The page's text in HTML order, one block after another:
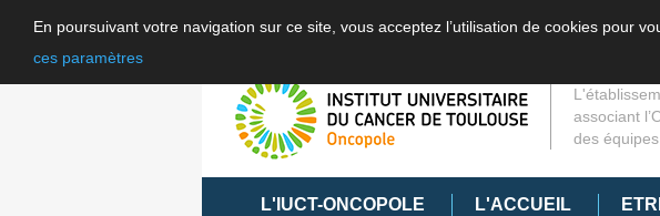
En poursuivant votre navigation sur ce site, vous acceptez l’utilisation de cookies pour
ces paramètres
associant
des
L'IUCT-ONCOPOLE L'ACCUEIL